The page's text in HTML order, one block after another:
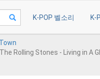
K-POP 벨소리 K-
Rolling Stones - Living in A